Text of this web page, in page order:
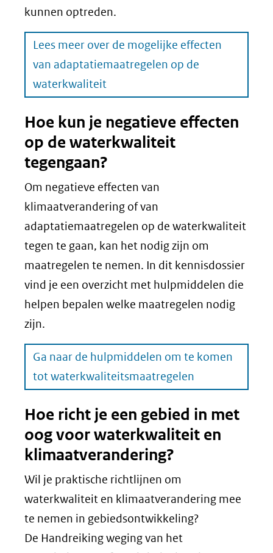
kunnen optreden.
Lees meer over de mogelijke effecten
van adaptatiemaatregelen op de
waterkwaliteit
Hoe kun je negatieve effecten
op de waterkwaliteit
tegengaan?
Om negatieve effecten van
klimaatverandering of van
adaptatiemaatregelen op de waterkwaliteit
tegen te gaan, kan het nodig zijn om
maatregelen te nemen. In dit kennisdossier
vind je een overzicht met hulpmiddelen die
helpen bepalen welke maatregelen nodig
zijn.
Ga naar de hulpmiddelen om te komen
tot waterkwaliteitsmaatregelen
Hoe richt je een gebied in met
oog voor waterkwaliteit en
klimaatverandering?
Wil je praktische richtlijnen om
waterkwaliteit en klimaatverandering mee
te nemen in gebiedsontwikkeling?
De Handreiking weging van het